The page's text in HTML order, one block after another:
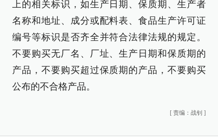
上的相关标识，如生产日期、保质期、生产者
名称和地址、成分或配料表、食品生产许可证
编号等标识是否齐全并符合法律法规的规定。
不要购买无厂名、厂址、生产日期和保质期的
产品，不要购买超过保质期的产品，不要购买
公布的不合格产品。
[ 责编：战钊 ]